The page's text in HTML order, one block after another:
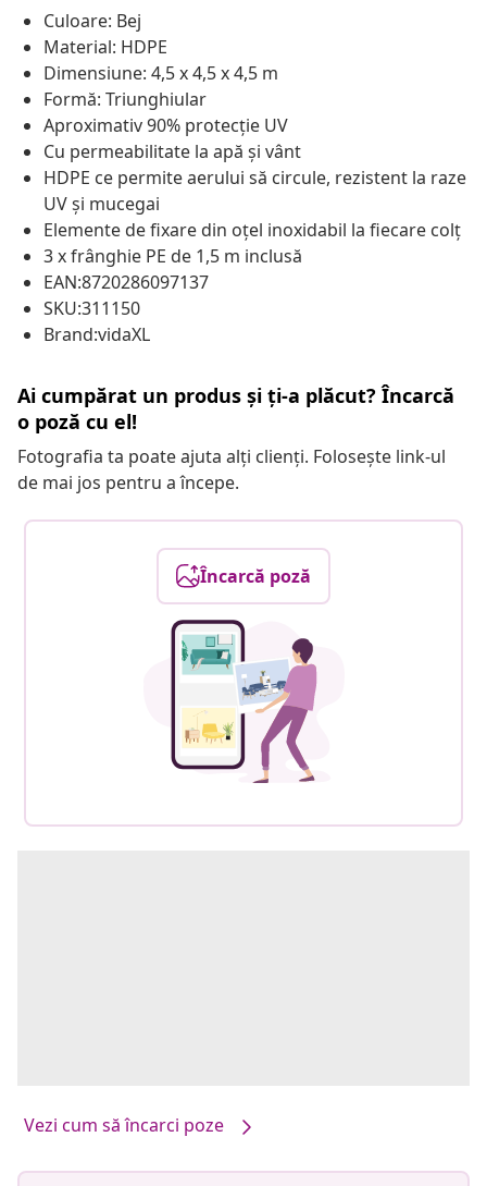
Culoare: Bej
Material: HDPE
Dimensiune: 4,5 x 4,5 x 4,5 m
Formă: Triunghiular
Aproximativ 90% protecție UV
Cu permeabilitate la apă și vânt
HDPE ce permite aerului să circule, rezistent la raze
UV și mucegai
Elemente de fixare din oțel inoxidabil la fiecare colț
3 x frânghie PE de 1,5 m inclusă
EAN:8720286097137
SKU:311150
Brand:vidaXL
Ai cumpărat un produs și ți-a plăcut? Încarcă
o poză cu el!
Fotografia ta poate ajuta alți clienți. Folosește link-ul
de mai jos pentru a începe.
Încarcă poză
Vezi cum să încarci poze